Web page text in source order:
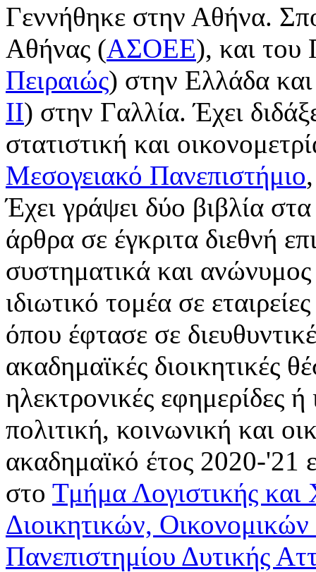
Γεννήθηκε στην Αθήνα.
Αθήνας (ΑΣΟΕΕ), και του
Πειραιώς) στην Ελλάδα
II) στην Γαλλία. Έχει
στατιστική και
Μεσογειακό Πανεπιστήμιο
Έχει γράψει δύο βιβλία
άρθρα σε έγκριτα διεθνή
συστηματικά και ανώνυμος
ιδιωτικό τομέα σε
όπου έφτασε σε
ακαδημαϊκές διοικητικές
ηλεκτρονικές εφημερίδες
πολιτική, κοινωνική και
ακαδημαϊκό έτος 2020-'21
στο Τμήμα Λογιστικής και
Διοικητικών,
Πανεπιστημίου Δυτικής